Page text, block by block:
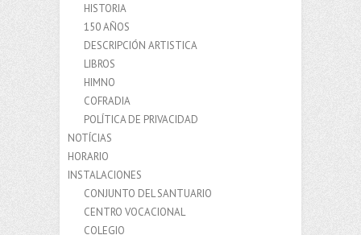
HISTORIA
150 AÑOS
DESCRIPCIÓN ARTISTICA
LIBROS
HIMNO
COFRADIA
POLÍTICA DE PRIVACIDAD
NOTÍCIAS
HORARIO
INSTALACIONES
CONJUNTO DEL SANTUARIO
CENTRO VOCACIONAL
COLEGIO